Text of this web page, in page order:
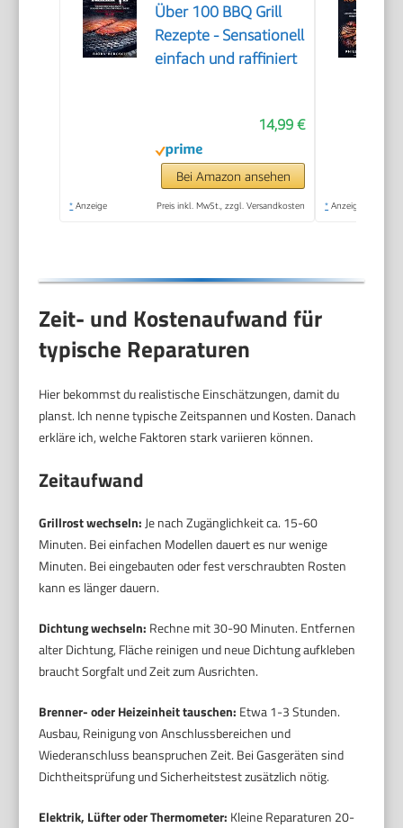
Über 100 BBQ Grill
Rezepte - Sensationell
einfach und raffiniert
14,99 €
Bei Amazon ansehen
* Anzeige Preis inkl. MwSt., zzgl. Versandkosten * Anzeige
Zeit- und Kostenaufwand für
typische Reparaturen
Hier bekommst du realistische Einschätzungen, damit du
planst. Ich nenne typische Zeitspannen und Kosten. Danach
erkläre ich, welche Faktoren stark variieren können.
Zeitaufwand
Grillrost wechseln: Je nach Zugänglichkeit ca. 15-60
Minuten. Bei einfachen Modellen dauert es nur wenige
Minuten. Bei eingebauten oder fest verschraubten Rosten
kann es länger dauern.
Dichtung wechseln: Rechne mit 30-90 Minuten. Entfernen
alter Dichtung, Fläche reinigen und neue Dichtung aufkleben
braucht Sorgfalt und Zeit zum Ausrichten.
Brenner- oder Heizeinheit tauschen: Etwa 1-3 Stunden.
Ausbau, Reinigung von Anschlussbereichen und
Wiederanschluss beanspruchen Zeit. Bei Gasgeräten sind
Dichtheitsprüfung und Sicherheitstest zusätzlich nötig.
Elektrik, Lüfter oder Thermometer: Kleine Reparaturen 20-